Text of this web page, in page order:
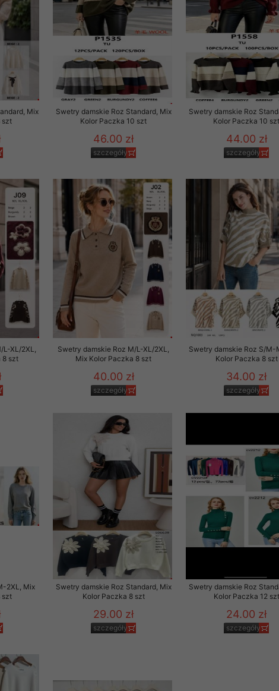
Mix
szt
Swetry damskie Roz Standard, Mix
Kolor Paczka 10 szt
46.00 zł
szczegóły
Swetry damskie Roz
Kolor Paczka 10
44.00 zł
szczegóły
XL/2XL,
8 szt
Swetry damskie Roz M/L-XL/2XL,
Mix Kolor Paczka 8 szt
40.00 zł
szczegóły
Swetry damskie Roz S/M-
Kolor Paczka 8 szt
34.00 zł
szczegóły
2XL, Mix
szt
Swetry damskie Roz Standard, Mix
Kolor Paczka 8 szt
29.00 zł
szczegóły
Swetry damskie Roz
Kolor Paczka 12 szt
24.00 zł
szczegóły
to zgodę. Dotyczy to w
przez nas linka
i nowościach w
szczególności danych